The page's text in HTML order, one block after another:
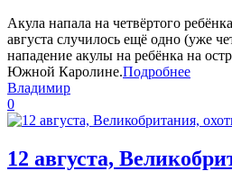
Акула напала на четвёртого
августа случилось ещё одно (уже
нападение акулы на ребёнка на
Южной Каролине.Подробнее
Владимир
0
12 августа,